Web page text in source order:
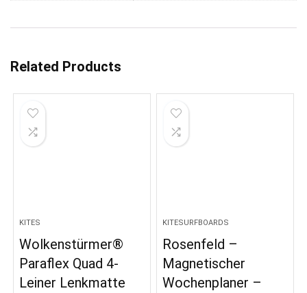
Related Products
KITES
Wolkenstürmer®
Paraflex Quad 4-
Leiner Lenkmatte
KITESURFBOARDS
Rosenfeld –
Magnetischer
Wochenplaner –